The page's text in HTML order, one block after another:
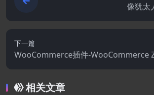
像犹太
下一篇
WooCommerce插件-WooCommerce
er 2.11.1
相关文章